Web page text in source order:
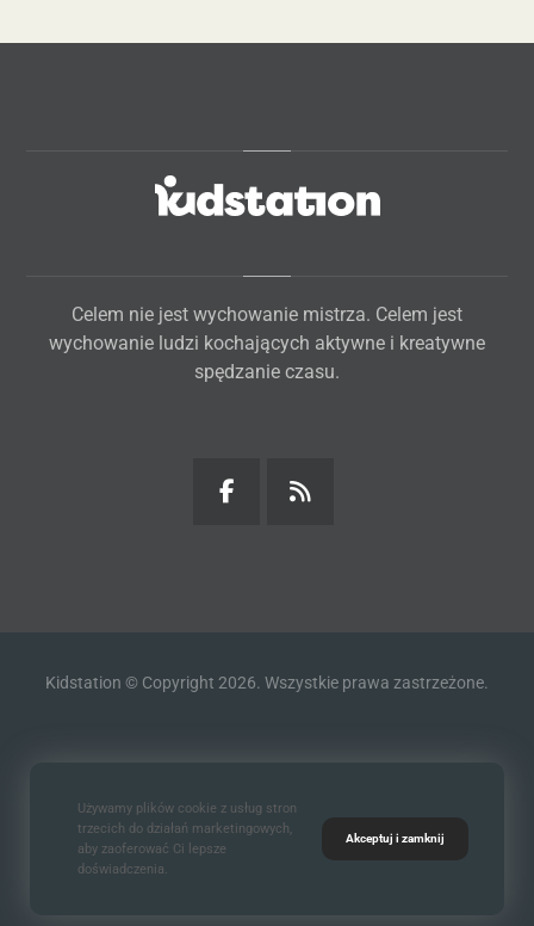
Celem nie jest wychowanie mistrza. Celem jest
wychowanie ludzi kochających aktywne i kreatywne
spędzanie czasu.
Kidstation © Copyright 2026. Wszystkie prawa zastrzeżone.
Używamy plików cookie z usług stron
trzecich do działań marketingowych,
aby zaoferować Ci lepsze
doświadczenia.
Akceptuj i zamknij